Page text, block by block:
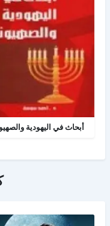
أبحاث في اليهودية